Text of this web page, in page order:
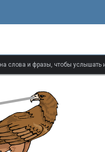
слова и фразы, чтобы услышать